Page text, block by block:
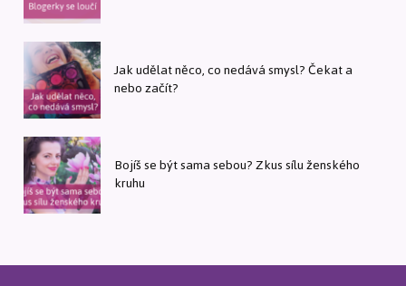
Jak udělat něco, co nedává smysl? Čekat a
nebo začít?
Bojíš se být sama sebou? Zkus sílu ženského
kruhu